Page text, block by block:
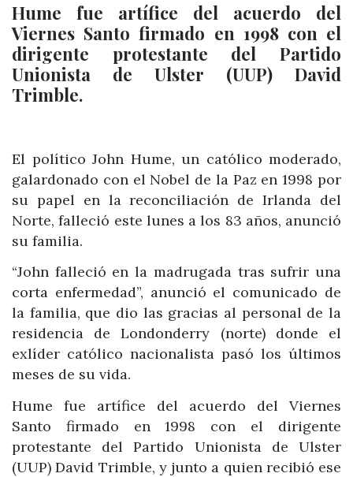
Hume fue artífice del acuerdo del
Viernes Santo firmado en 1998 con el
dirigente protestante del Partido
Unionista de Ulster (UUP) David
Trimble.
El político John Hume, un católico moderado,
galardonado con el Nobel de la Paz en 1998 por
su papel en la reconciliación de Irlanda del
Norte, falleció este lunes a los 83 años, anunció
su familia.
“John falleció en la madrugada tras sufrir una
corta enfermedad”, anunció el comunicado de
la familia, que dio las gracias al personal de la
residencia de Londonderry (norte) donde el
exlíder católico nacionalista pasó los últimos
meses de su vida.
Hume fue artífice del acuerdo del Viernes
Santo firmado en 1998 con el dirigente
protestante del Partido Unionista de Ulster
(UUP) David Trimble, y junto a quien recibió ese